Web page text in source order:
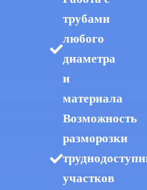
трубами
любого
диаметра
и
материала
Возможность
разморозки
участков